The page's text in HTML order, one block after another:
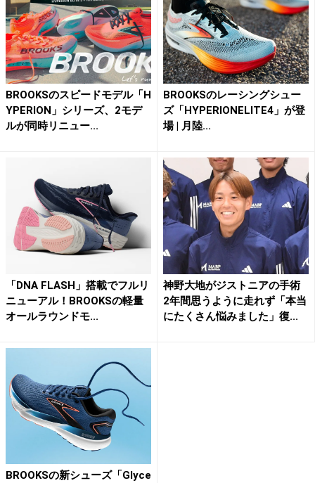
BROOKSのスピードモデル「H
YPERION」シリーズ、2モデ
ルが同時リニュー...
BROOKSのレーシングシュー
ズ「HYPERIONELITE4」が登
場 | 月陸...
「DNA FLASH」搭載でフルリ
ニューアル！BROOKSの軽量
オールラウンドモ...
神野大地がジストニアの手術
2年間思うように走れず「本当
にたくさん悩みました」復...
BROOKSの新シューズ「Glyce